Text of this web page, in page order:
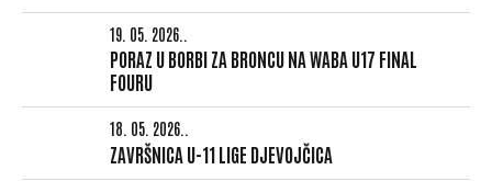
19. 05. 2026..
PORAZ U BORBI ZA BRONCU NA WABA U17 FINAL
FOURU
18. 05. 2026..
ZAVRŠNICA U-11 LIGE DJEVOJČICA